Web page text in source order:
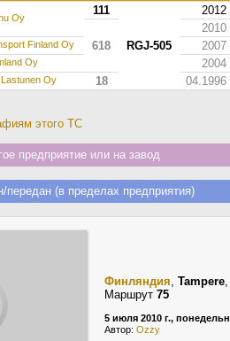
Oy
111
RGJ-505
2012
618
2010
Finland Oy 2007
Oy 2004
Oy 18 04.1996
этого ТС
предприятие или на завод
(в пределах предприятия)
Финляндия, Tampere
Маршрут 75
5 июля 2010 г.,
Автор: Ozzy